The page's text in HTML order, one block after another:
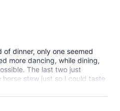
dinner, only one seemed
more dancing, while dining,
The last two just
stew just so I could taste
was worried sine the sauce
like (wine/beer mix
the dish as a whole was not